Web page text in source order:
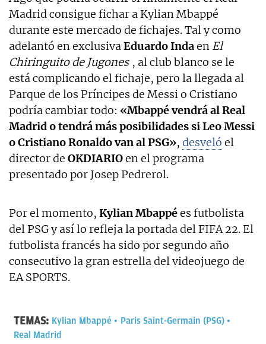
Madrid consigue fichar a Kylian Mbappé
durante este mercado de fichajes. Tal y como
adelantó en exclusivaEduardo Indaen El
Chiringuito de Jugones , al club blanco se le
está complicando el fichaje, pero la llegada al
Parque de los Príncipes de Messi o Cristiano
podría cambiar todo: «Mbappé vendrá al Real
Madrid o tendrá más posibilidades si Leo Messi
o Cristiano Ronaldo van al PSG», desveló el
director de OKDIARIOen el programa
presentado por Josep Pedrerol.
Por el momento, Kylian Mbappées futbolista
del PSG y así lo refleja la portada del FIFA 22. El
futbolista francés ha sido por segundo año
consecutivo la gran estrella del videojuego de
EA SPORTS.
TEMAS: Kylian Mbappé
Paris Saint-Germain (PSG)
Real Madrid